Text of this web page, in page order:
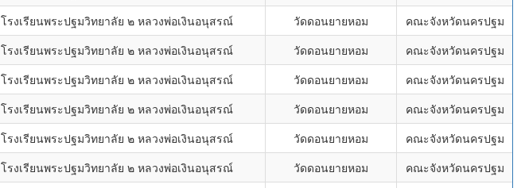
โรงเรียนพระปฐมวิทยาลัย ๒ หลวงพ่อเงินอนุสรณ์ วัดดอนยายหอม
คณะจังหวัดนครปฐม
โรงเรียนพระปฐมวิทยาลัย ๒ หลวงพ่อเงินอนุสรณ์ วัดดอนยายหอม
คณะจังหวัดนครปฐม
โรงเรียนพระปฐมวิทยาลัย ๒ หลวงพ่อเงินอนุสรณ์ วัดดอนยายหอม
คณะจังหวัดนครปฐม
โรงเรียนพระปฐมวิทยาลัย ๒ หลวงพ่อเงินอนุสรณ์ วัดดอนยายหอม
คณะจังหวัดนครปฐม
โรงเรียนพระปฐมวิทยาลัย ๒ หลวงพ่อเงินอนุสรณ์ วัดดอนยายหอม
คณะจังหวัดนครปฐม
โรงเรียนพระปฐมวิทยาลัย ๒ หลวงพ่อเงินอนุสรณ์ วัดดอนยายหอม
คณะจังหวัดนครปฐม